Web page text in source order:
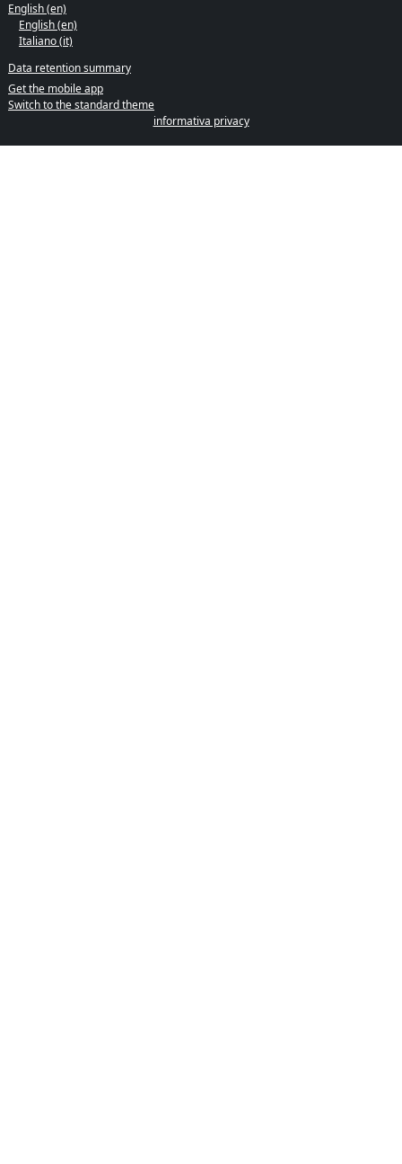
English ‎(en)‎
English ‎(en)‎
Italiano ‎(it)‎
Data retention summary
Get the mobile app
Switch to the standard theme
informativa privacy